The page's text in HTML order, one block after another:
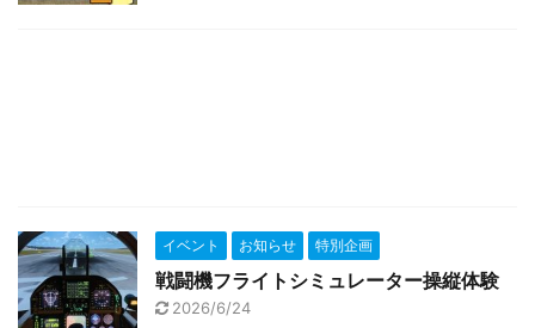
イベント お知らせ 特別企画
戦闘機フライトシミュレーター操縦体験
2026/6/24